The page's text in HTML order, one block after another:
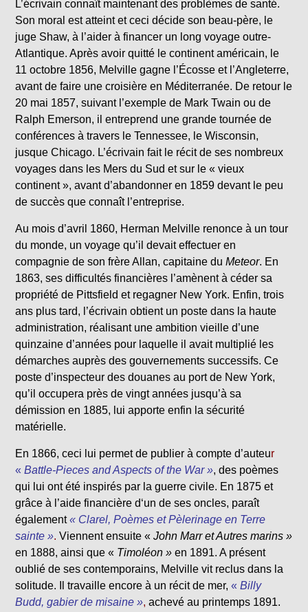
L’écrivain connaît maintenant des problèmes de santé.
Son moral est atteint et ceci décide son beau-père, le
juge Shaw, à l’aider à financer un long voyage outre-
Atlantique. Après avoir quitté le continent américain, le
11 octobre 1856, Melville gagne l’Écosse et l’Angleterre,
avant de faire une croisière en Méditerranée. De retour le
20 mai 1857, suivant l’exemple de Mark Twain ou de
Ralph Emerson, il entreprend une grande tournée de
conférences à travers le Tennessee, le Wisconsin,
jusque Chicago. L’écrivain fait le récit de ses nombreux
voyages dans les Mers du Sud et sur le « vieux
continent », avant d’abandonner en 1859 devant le peu
de succès que connaît l’entreprise.
Au mois d’avril 1860, Herman Melville renonce à un tour
du monde, un voyage qu’il devait effectuer en
compagnie de son frère Allan, capitaine duMeteor. En
1863, ses difficultés financières l’amènent à céder sa
propriété de Pittsfield et regagner New York. Enfin, trois
ans plus tard, l’écrivain obtient un poste dans la haute
administration, réalisant une ambition vieille d’une
quinzaine d’années pour laquelle il avait multiplié les
démarches auprès des gouvernements successifs. Ce
poste d’inspecteur des douanes au port de New York,
qu’il occupera près de vingt années jusqu’à sa
démission en 1885, lui apporte enfin la sécurité
matérielle.
En 1866, ceci lui permet de publier à compte d’auteur
«Battle-Pieces and Aspects of the War », des poèmes
qui lui ont été inspirés par la guerre civile. En 1875 et
grâce à l’aide financière d‘un de ses oncles, paraît
également« Clarel, Poèmes et Pèlerinage en Terre
sainte ».Viennent ensuite «John Marr et Autres marins »
en 1888, ainsi que « Timoléon » en 1891. A présent
oublié de ses contemporains, Melville vit reclus dans la
solitude. Il travaille encore à un récit de mer, «Billy
Budd, gabier de misaine », achevé au printemps 1891.